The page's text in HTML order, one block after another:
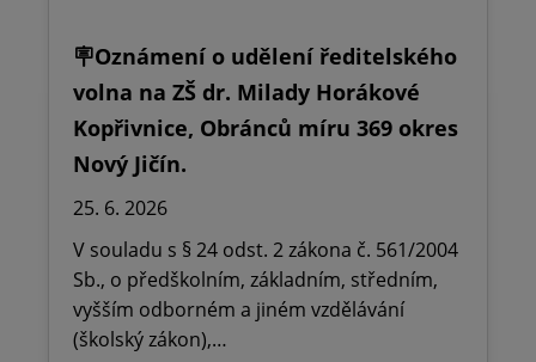
🪧Oznámení o udělení ředitelského
volna na ZŠ dr. Milady Horákové
Kopřivnice, Obránců míru 369 okres
Nový Jičín.
25. 6. 2026
V souladu s § 24 odst. 2 zákona č. 561/2004
Sb., o předškolním, základním, středním,
vyšším odborném a jiném vzdělávání
(školský zákon),…